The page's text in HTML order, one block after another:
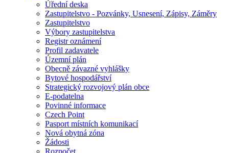
Úřední deska
Zastupitelstvo - Pozvánky, Usnesení, Zápisy, Záměry
Zastupitelstvo
Výbory zastupitelstva
Registr oznámení
Profil zadavatele
Územní plán
Obecně závazné vyhlášky
Bytové hospodářství
Strategický rozvojový plán obce
E-podatelna
Povinné informace
Czech Point
Pasport místních komunikací
Nová obytná zóna
Žádosti
Rozpočet